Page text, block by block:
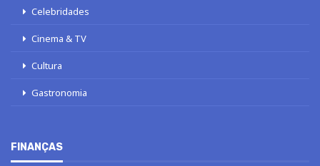
Celebridades
Cinema & TV
Cultura
Gastronomia
FINANÇAS